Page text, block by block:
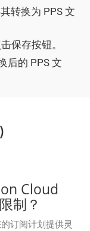
转换为 PPS 文
保存按钮。
后的 PPS 文
Cloud
制？
订阅计划提供灵